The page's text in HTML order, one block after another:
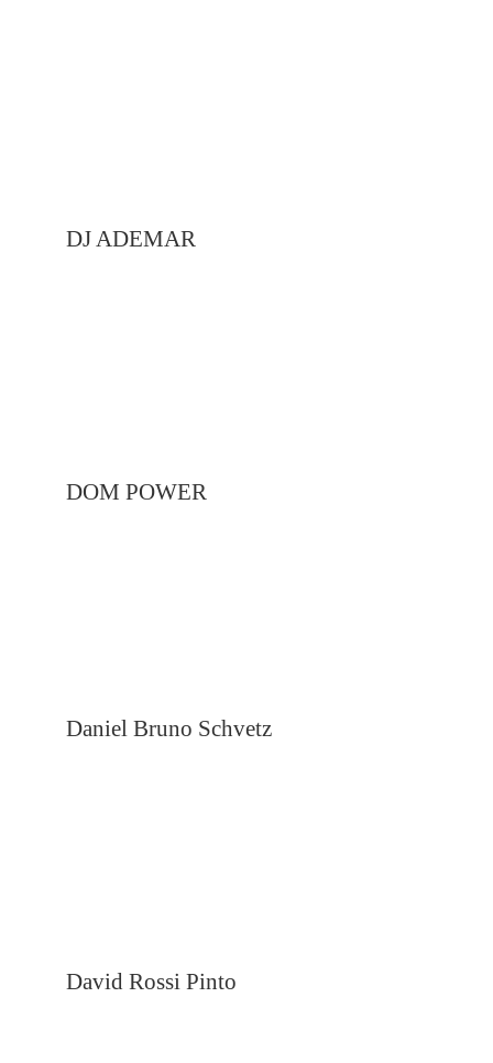
DJ ADEMAR
DOM POWER
Daniel Bruno Schvetz
David Rossi Pinto